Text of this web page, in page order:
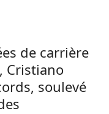
de carrière
Cristiano
soulevé